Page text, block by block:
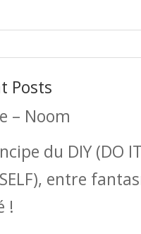
Posts
– Noom
du DIY (DO IT
entre
!